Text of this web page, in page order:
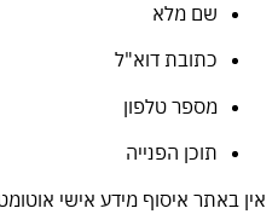
שם מלא
כתובת דוא"ל
מספר טלפון
תוכן הפנייה
אין באתר איסוף מידע אישי